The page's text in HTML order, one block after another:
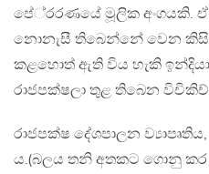
පේ‍්‍රරණයේ මූලික අංගයකි. ඒ
නොනැසී තිබෙන්නේ වෙන
කළහොත් ඇති විය හැකි
රාජපක්ෂලා තුළ තිබෙන
රාජපක්ෂ දේශපාලන
ය.(බලය තනි අතකට ගොනු කර